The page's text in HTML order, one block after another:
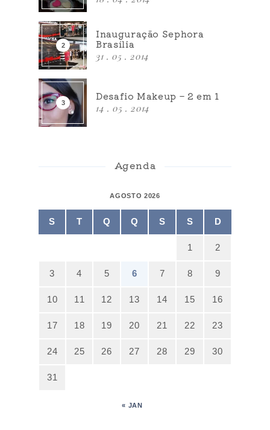
Inauguração Sephora
Brasília
31 . 05 . 2014
Desafio Makeup – 2 em 1
14 . 05 . 2014
Agenda
AGOSTO 2026
S T Q Q S S D
1 2
3 4 5 6 7 8 9
10 11 12 13 14 15 16
17 18 19 20 21 22 23
24 25 26 27 28 29 30
31
« JAN